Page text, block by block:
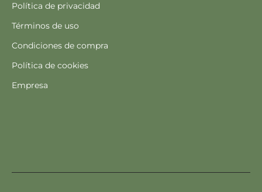
Política de privacidad
Términos de uso
Condiciones de compra
Política de cookies
Empresa